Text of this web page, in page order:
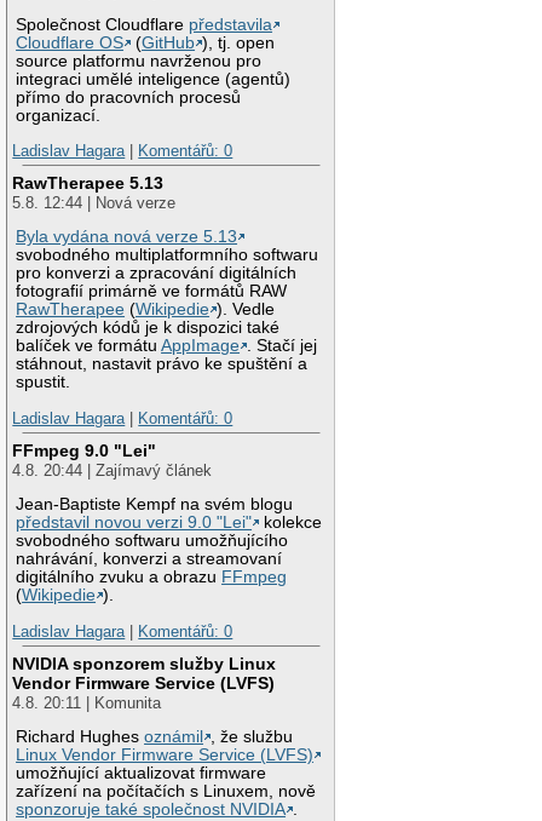
Společnost Cloudflare představila
Cloudflare OS
(GitHub ), tj. open
source platformu navrženou pro
integraci umělé inteligence (agentů)
přímo do pracovních procesů
organizací.
Ladislav Hagara| Komentářů: 0
RawTherapee 5.13
5.8. 12:44 | Nová verze
Byla vydána nová verze 5.13
svobodného multiplatformního softwaru
pro konverzi a zpracování digitálních
fotografií primárně ve formátů RAW
RawTherapee (Wikipedie ). Vedle
zdrojových kódů je k dispozici také
balíček ve formátuAppImage . Stačí jej
stáhnout, nastavit právo ke spuštění a
spustit.
Ladislav Hagara| Komentářů: 0
FFmpeg 9.0 "Lei"
4.8. 20:44 | Zajímavý článek
Jean-Baptiste Kempf na svém blogu
představil novou verzi 9.0 "Lei"
kolekce
svobodného softwaru umožňujícího
nahrávání, konverzi a streamovaní
digitálního zvuku a obrazu FFmpeg
(Wikipedie ).
Ladislav Hagara| Komentářů: 0
NVIDIA sponzorem služby Linux
Vendor Firmware Service (LVFS)
4.8. 20:11 | Komunita
Richard Hughesoznámil
, že službu
Linux Vendor Firmware Service (LVFS)
umožňující aktualizovat firmware
zařízení na počítačích s Linuxem, nově
sponzoruje také společnost NVIDIA .